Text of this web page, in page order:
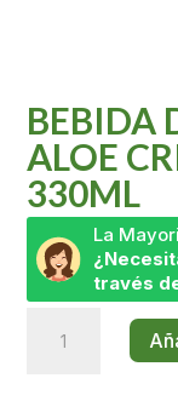
BEBIDA
ALOE
330ML
La
través